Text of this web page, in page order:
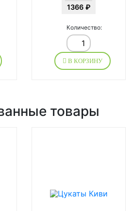
1366 ₽
Количество:
В КОРЗИНУ
товары